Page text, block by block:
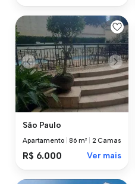
São Paulo
Apartamento |86 m² 2 Camas
R$ 6.000 Ver mais